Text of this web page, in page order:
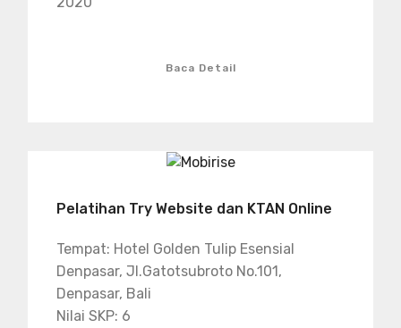
Baca Detail
Pelatihan Try Website dan KTAN Online
Tempat: Hotel Golden Tulip Esensial
Denpasar, Jl.Gatotsubroto No.101,
Denpasar, Bali
Nilai SKP: 6